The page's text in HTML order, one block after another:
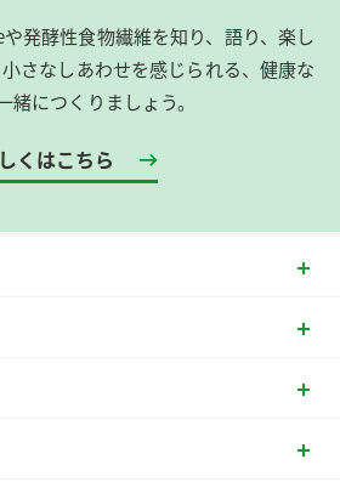
発酵性食物繊維を知り、語り、楽し
さなしあわせを感じられる、健康な
緒につくりましょう。
くはこちら